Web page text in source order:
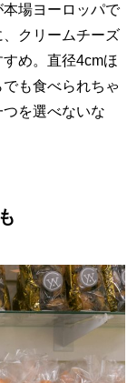
場ヨーロッパで
クリームチーズ
すめ。直径4cmほ
も食べられちゃ
を選べないな